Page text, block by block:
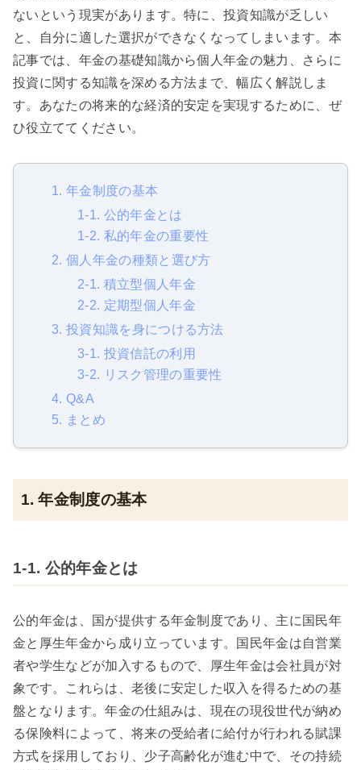
ないという現実があります。特に、投資知識が乏しい
と、自分に適した選択ができなくなってしまいます。本
記事では、年金の基礎知識から個人年金の魅力、さらに
投資に関する知識を深める方法まで、幅広く解説しま
す。あなたの将来的な経済的安定を実現するために、ぜ
ひ役立ててください。
1. 年金制度の基本
1-1. 公的年金とは
1-2. 私的年金の重要性
2. 個人年金の種類と選び方
2-1. 積立型個人年金
2-2. 定期型個人年金
3. 投資知識を身につける方法
3-1. 投資信託の利用
3-2. リスク管理の重要性
4. Q&A
5. まとめ
1. 年金制度の基本
1-1. 公的年金とは
公的年金は、国が提供する年金制度であり、主に国民年
金と厚生年金から成り立っています。国民年金は自営業
者や学生などが加入するもので、厚生年金は会社員が対
象です。これらは、老後に安定した収入を得るための基
盤となります。年金の仕組みは、現在の現役世代が納め
る保険料によって、将来の受給者に給付が行われる賦課
方式を採用しており、少子高齢化が進む中で、その持続